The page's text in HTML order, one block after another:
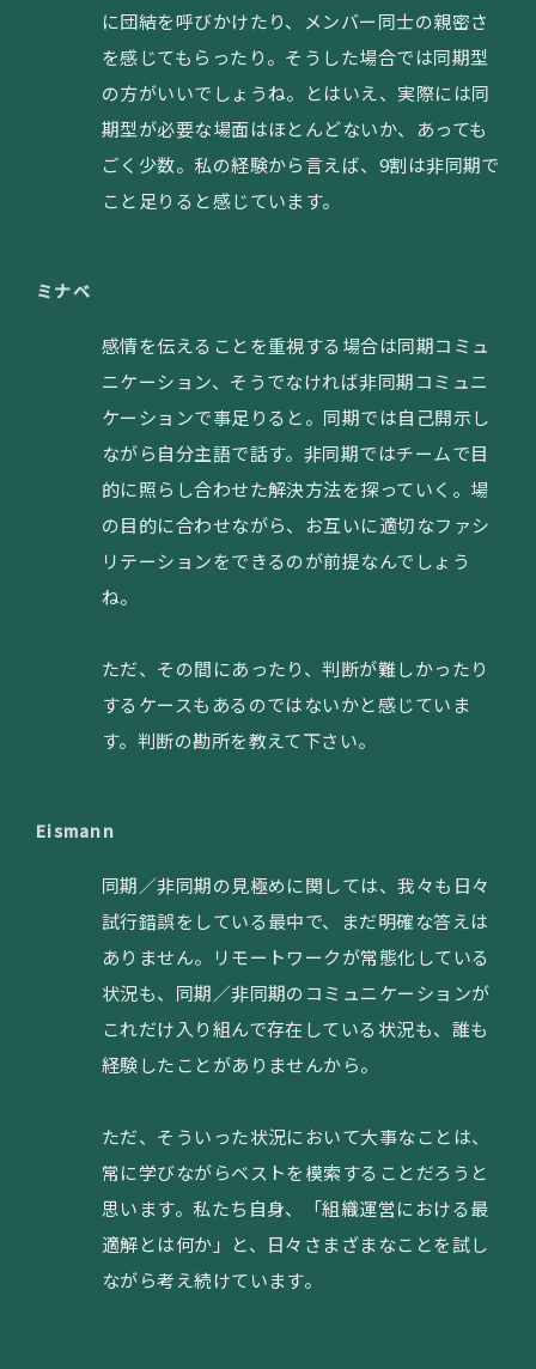
に団結を呼びかけたり、メンバー同士の親密さ
を感じてもらったり。そうした場合では同期型
の方がいいでしょうね。とはいえ、実際には同
期型が必要な場面はほとんどないか、あっても
ごく少数。私の経験から言えば、9割は非同期で
こと足りると感じています。
ミナベ
感情を伝えることを重視する場合は同期コミュ
ニケーション、そうでなければ非同期コミュニ
ケーションで事足りると。同期では自己開示し
ながら自分主語で話す。非同期ではチームで目
的に照らし合わせた解決方法を探っていく。場
の目的に合わせながら、お互いに適切なファシ
リテーションをできるのが前提なんでしょう
ね。
ただ、その間にあったり、判断が難しかったり
するケースもあるのではないかと感じていま
す。判断の勘所を教えて下さい。
Eismann
同期／非同期の見極めに関しては、我々も日々
試行錯誤をしている最中で、まだ明確な答えは
ありません。リモートワークが常態化している
状況も、同期／非同期のコミュニケーションが
これだけ入り組んで存在している状況も、誰も
経験したことがありませんから。
ただ、そういった状況において大事なことは、
常に学びながらベストを模索することだろうと
思います。私たち自身、「組織運営における最
適解とは何か」と、日々さまざまなことを試し
ながら考え続けています。